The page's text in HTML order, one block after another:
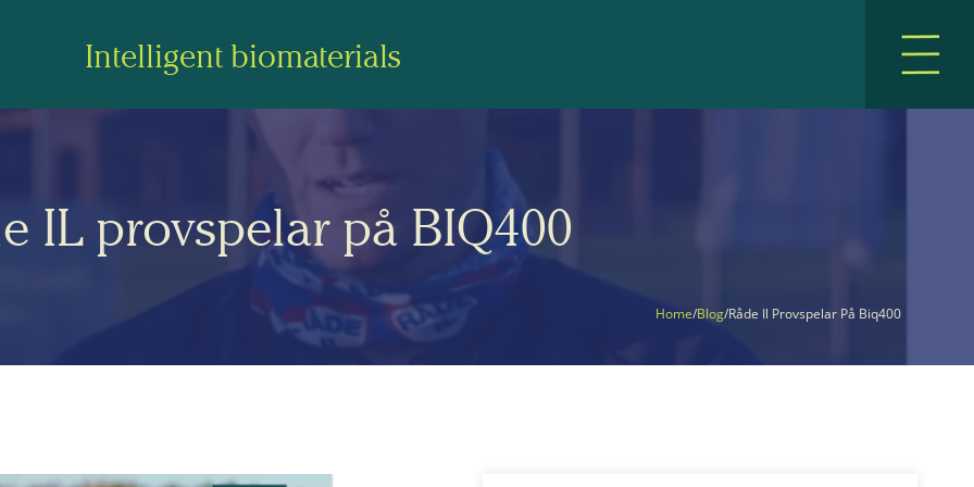
Intelligent biomaterials
Home/Blog/Råde Il Provspelar På Biq400
IL provspelar på BIQ400